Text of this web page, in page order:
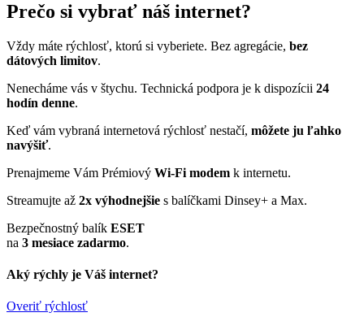
Prečo si vybrať náš internet?
Vždy máte rýchlosť, ktorú si vyberiete. Bez agregácie, bez
dátových limitov.
Nenecháme vás v štychu. Technická podpora je k dispozícii 24
hodín denne.
Keď vám vybraná internetová rýchlosť nestačí, môžete ju ľahko
navýšiť.
Prenajmeme Vám Prémiový Wi-Fi modem k internetu.
Streamujte až 2x výhodnejšie s balíčkami Dinsey+ a Max.
Bezpečnostný balík ESET
na 3 mesiace zadarmo.
Aký rýchly je Váš internet?
Overiť rýchlosť